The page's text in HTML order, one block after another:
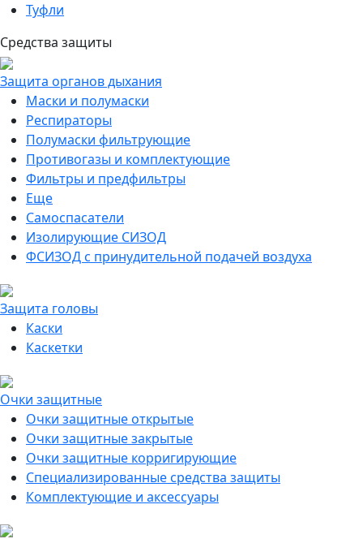
Туфли
Средства защиты
Защита органов дыхания
Маски и полумаски
Респираторы
Полумаски фильтрующие
Противогазы и комплектующие
Фильтры и предфильтры
Еще
Самоспасатели
Изолирующие СИЗОД
ФСИЗОД с принудительной подачей воздуха
Защита головы
Каски
Каскетки
Очки защитные
Очки защитные открытые
Очки защитные закрытые
Очки защитные корригирующие
Специализированные средства защиты
Комплектующие и аксессуары